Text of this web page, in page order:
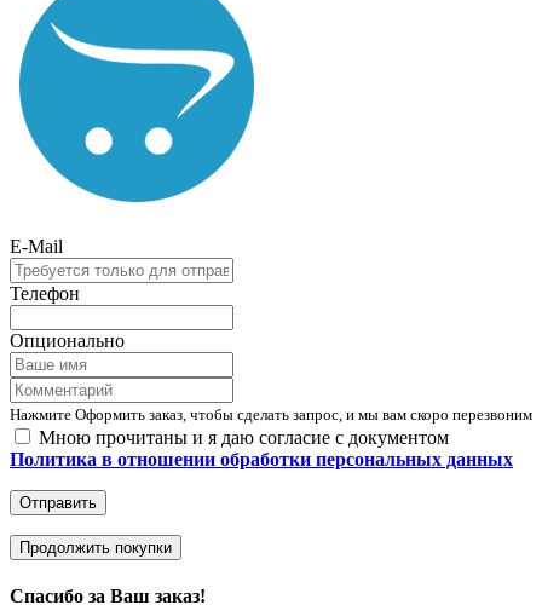
E-Mail
Телефон
Опционально
Нажмите Оформить заказ, чтобы сделать запрос, и мы вам скоро перезвоним
Мною прочитаны и я даю согласие с документом
Политика в отношении обработки персональных данных
Отправить
Продолжить покупки
Спасибо за Ваш заказ!